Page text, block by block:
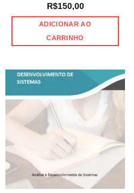
R$150,00
ADICIONAR AO
CARRINHO